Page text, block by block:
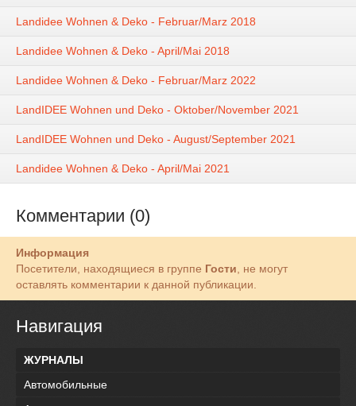
Landidee Wohnen & Deko - Februar/Marz 2018
Landidee Wohnen & Deko - April/Mai 2018
Landidee Wohnen & Deko - Februar/Marz 2022
LandIDEE Wohnen und Deko - Oktober/November 2021
LandIDEE Wohnen und Deko - August/September 2021
Landidee Wohnen & Deko - April/Mai 2021
Комментарии (0)
Информация
Посетители, находящиеся в группе Гости, не могут
оставлять комментарии к данной публикации.
Навигация
ЖУРНАЛЫ
Автомобильные